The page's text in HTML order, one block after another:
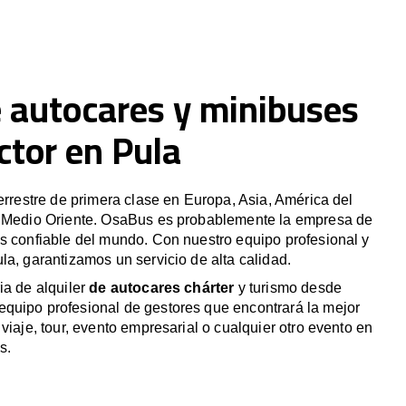
y minibuses
en Pula
de primera clase en Europa, Asia, América del
Oriente. OsaBus es probablemente la empresa de
confiable del mundo. Con nuestro equipo profesional y
garantizamos un servicio de alta calidad.
de alquilerde autocares chárter y turismo desde
profesional de gestores que encontrará la mejor
tour, evento empresarial o cualquier otro evento en